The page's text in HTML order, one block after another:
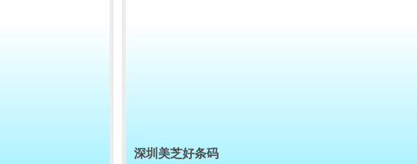
深圳美芝好条码